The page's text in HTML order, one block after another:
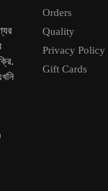
Orders
Quality
Privacy Policy
Gift Cards